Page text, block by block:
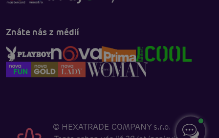
Znáte nás z médií
© HEXATRADE COMPANY s.r.o.